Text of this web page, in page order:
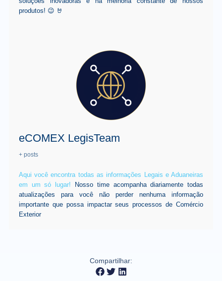
produtos! 😉 🤘
eCOMEX LegisTeam
+ posts
Aqui você encontra todas as informações Legais e Aduaneiras
em um só lugar! Nosso time acompanha diariamente todas
atualizações para você não perder nenhuma informação
importante que possa impactar seus processos de Comércio
Exterior
Compartilhar: